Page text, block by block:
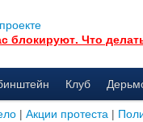
блокируют. Что
Клуб
| Акции протеста |